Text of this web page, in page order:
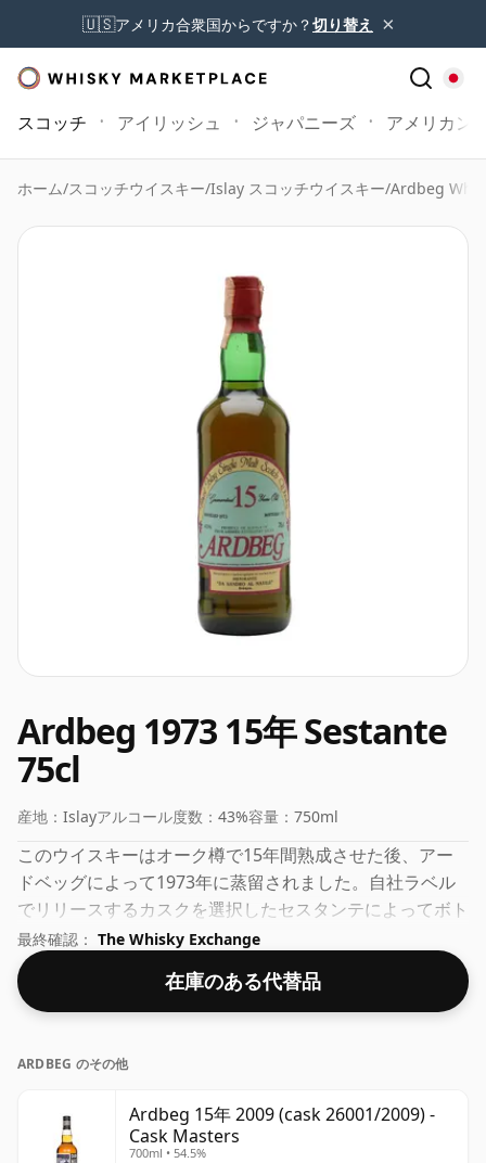
🇺🇸アメリカ合衆国からですか？切り替え ×
スコッチ アイリッシュ ジャパニーズ アメリカン
ホーム/スコッチウイスキー/Islay スコッチウイスキー/Ardbeg
Ardbeg 1973 15年 Sestante
75cl
産地： Islayアルコール度数： 43%容量： 750ml
このウイスキーはオーク樽で15年間熟成させた後、アー
ドベッグによって1973年に蒸留されました。自社ラベル
でリリースするカスクを選択したセスタンテによってボト
リングされました。ウイスキーの「口当たり」と豊かな風
味を体験するには、43% が適切なアルコール度数である
と多くの人が考えています。
最終確認： The Whisky Exchange
在庫のある代替品
ARDBEG のその他
Ardbeg 15年 2009 (cask 26001/2009) -
Cask Masters
700ml • 54.5%